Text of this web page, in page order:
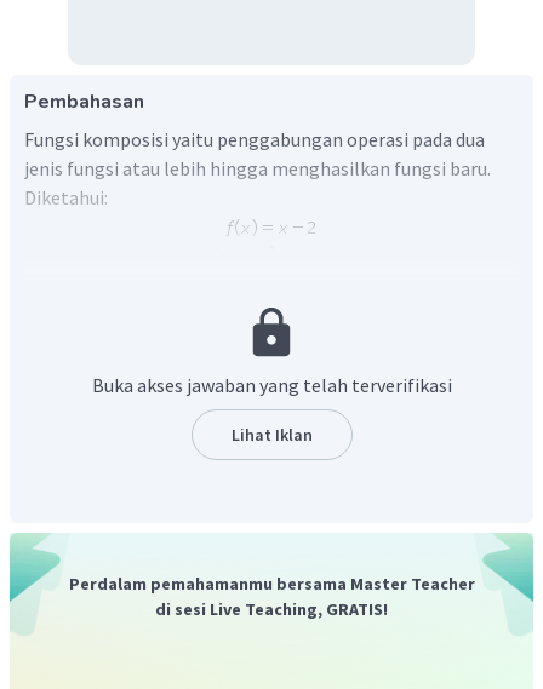
Pembahasan
Fungsi komposisi yaitu penggabungan operasi pada dua
jenis fungsi atau lebih hingga menghasilkan fungsi baru.
Diketahui:
dicari terlebih dahulu fungsi dari
yang memenuhi adalah dan
Buka akses jawaban yang telah terverifikasi
Lihat Iklan
Perdalam pemahamanmu bersama Master Teacher
di sesi Live Teaching, GRATIS!